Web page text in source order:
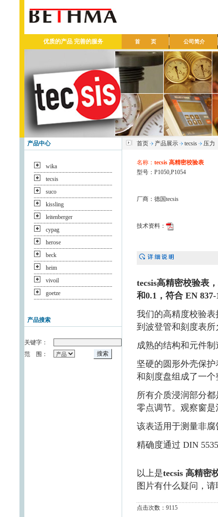
优质的产品 完善的服务 首 页 公司简介
产品中心
wika
tecsis
suco
kissling
leitenberger
cypag
herose
beck
heim
vivoil
goetze
产品搜索
关键字：
范 围：
首页 产品展示 tecsis 压力
名称： tecsis 高精密校验表
型号：P1050,P1054
厂商：德国tecsis
技术资料：
tecsis高精密校验表
和0.1，符合 EN 837-
我们的高精度校验
到波登管和刻度表
成熟的结构和元件
坚硬的圆形外壳保
和刻度盘组成了一
所有介质浸润部分
零点调节。观察窗
该表适用于测量非
精确度通过 DIN
以上是tecsis 高精密
图片有什么疑问，
点击次数：9115